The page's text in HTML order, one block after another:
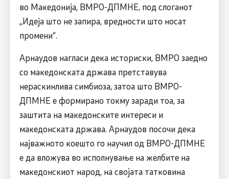
во Македонија, ВМРО-ДПМНЕ, под слоганот
„Идеја што не запира, вредности што носат
промени“.
Арнаудов нагласи дека историски, ВМРО заедно
со македонската држава претставува
нераскинлива симбиоза, затоа што ВМРО-
ДПМНЕ е формирано токму заради тоа, за
заштита на македонските интереси и
македонската држава. Арнаудов посочи дека
најважното коешто го научил од ВМРО-ДПМНЕ
е да вложува во исполнување на желбите на
македонскиот народ, на својата татковина